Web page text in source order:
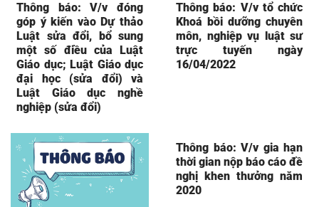
Thông báo: V/v đóng
góp ý kiến vào Dự thảo
Luật sửa đổi, bổ sung
một số điều của Luật
Giáo dục; Luật Giáo dục
đại học (sửa đổi) và
Luật Giáo dục nghề
nghiệp (sửa đổi)
Thông báo: V/v tổ chức
Khoá bồi dưỡng chuyên
môn, nghiệp vụ luật sư
trực tuyến ngày
16/04/2022
Thông báo: V/v gia hạn
thời gian nộp báo cáo đề
nghị khen thưởng năm
2020